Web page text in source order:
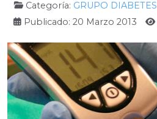
Categoría: GRUPO DIABETES
Publicado: 20 Marzo 2013